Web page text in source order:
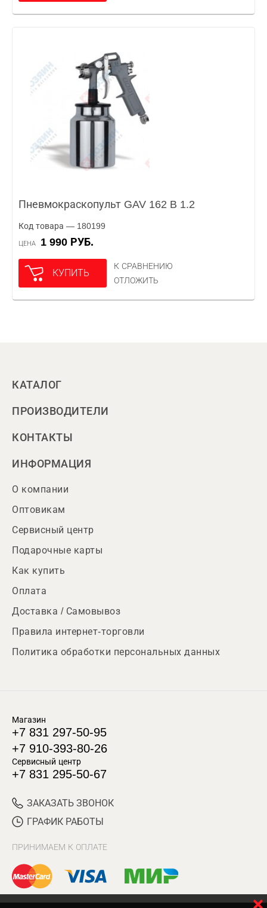
Пневмокраскопульт GAV 162 B 1.2
Код товара — 180199
ЦЕНА 1 990 РУБ.
КУПИТЬ
К СРАВНЕНИЮ
ОТЛОЖИТЬ
КАТАЛОГ
ПРОИЗВОДИТЕЛИ
КОНТАКТЫ
ИНФОРМАЦИЯ
О компании
Оптовикам
Сервисный центр
Подарочные карты
Как купить
Оплата
Доставка / Самовывоз
Правила интернет-торговли
Политика обработки персональных данных
Магазин
+7 831 297-50-95
+7 910-393-80-26
Сервисный центр
+7 831 295-50-67
ЗАКАЗАТЬ ЗВОНОК
ГРАФИК РАБОТЫ
ПРИНИМАЕМ К ОПЛАТЕ